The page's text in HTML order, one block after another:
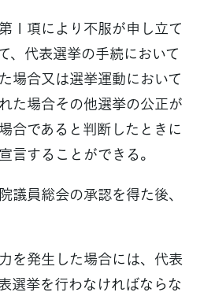
１項により不服が申し立て
、代表選挙の手続において
場合又は選挙運動において
た場合その他選挙の公正が
合であると判断したときに
言することができる。
議員総会の承認を得た後、
を発生した場合には、代表
選挙を行わなければならな